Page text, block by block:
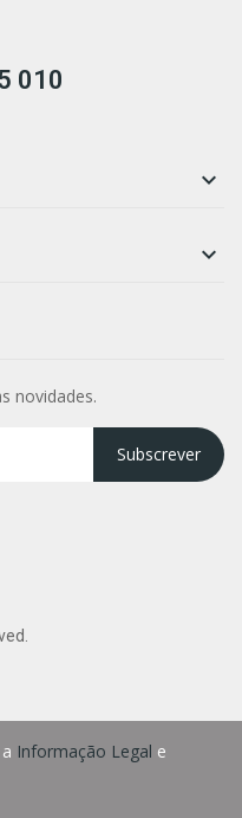
010


novidades.
Subscrever
Informação Legal e